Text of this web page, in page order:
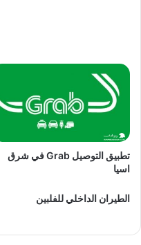
تطبيق التوصيل Grab في شرق
اسيا
الطيران الداخلي للفلبين